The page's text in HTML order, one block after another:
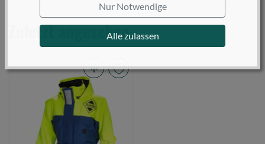
Nur Notwendige
Alle zulassen
Zuletzt angesehen
Floatation
Blau/Gelb